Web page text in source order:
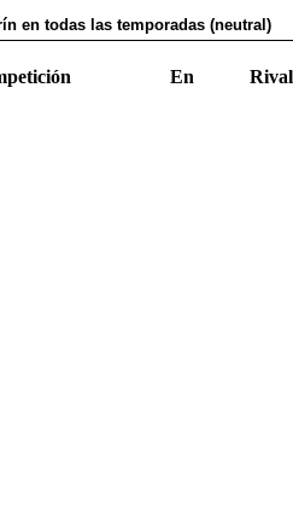
en todas las temporadas (neutral)
En Rival